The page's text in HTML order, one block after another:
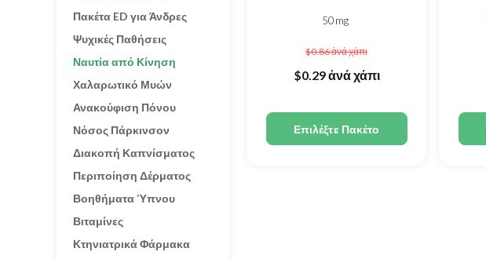
Πακέτα ED για Άνδρες
Ψυχικές Παθήσεις
Ναυτία από Κίνηση
Χαλαρωτικό Μυών
Ανακούφιση Πόνου
Νόσος Πάρκινσον
Διακοπή Καπνίσματος
Περιποίηση Δέρματος
Βοηθήματα Ύπνου
Βιταμίνες
Κτηνιατρικά Φάρμακα
50mg
$0.86ἀνά χάπι
$0.29ἀνά χάπι
Επιλέξτε Πακέτο